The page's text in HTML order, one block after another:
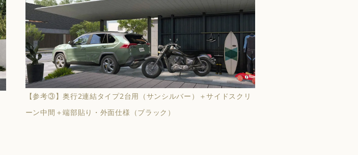
【参考③】奥行2連結タイプ2台用（サンシルバー）＋サイドスクリ
ーン中間＋端部貼り・外面仕様（ブラック）